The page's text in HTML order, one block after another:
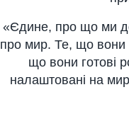
«Єдине, про що ми
про мир. Те, що вони
що вони готові
налаштовані на